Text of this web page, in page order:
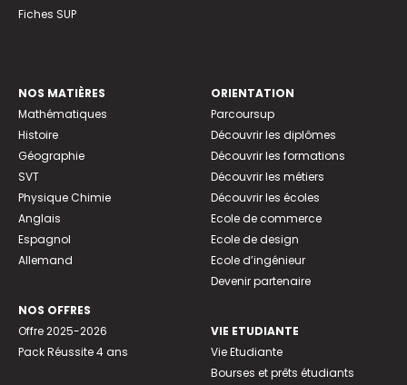
Fiches SUP
NOS MATIÈRES
Mathématiques
Histoire
Géographie
SVT
Physique Chimie
Anglais
Espagnol
Allemand
NOS OFFRES
Offre 2025-2026
Pack Réussite 4 ans
ORIENTATION
Parcoursup
Découvrir les diplômes
Découvrir les formations
Découvrir les métiers
Découvrir les écoles
Ecole de commerce
Ecole de design
Ecole d’ingénieur
Devenir partenaire
VIE ETUDIANTE
Vie Etudiante
Bourses et prêts étudiants